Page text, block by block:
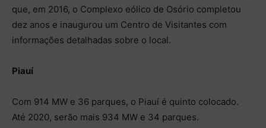
que, em 2016, o Complexo eólico de Osório completou
dez anos e inaugurou um Centro de Visitantes com
informações detalhadas sobre o local.
Piauí
Com 914 MW e 36 parques, o Piauí é quinto colocado.
Até 2020, serão mais 934 MW e 34 parques.